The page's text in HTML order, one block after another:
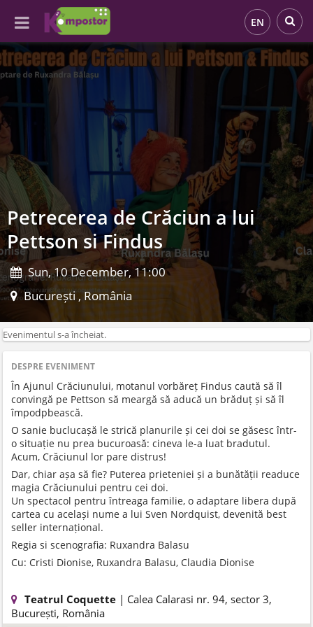
EN
Petrecerea de Crăciun a lui
Pettson si Findus
Sun, 10 December, 11:00
București , România
Evenimentul s-a încheiat.
DESPRE EVENIMENT
În Ajunul Crăciunului, motanul vorbăreț Findus caută să îl
convingă pe Pettson să meargă să aducă un brăduț și să îl
împodpbească.
O sanie buclucașă le strică planurile și cei doi se găsesc într-
o situație nu prea bucuroasă: cineva le-a luat bradutul.
Acum, Crăciunul lor pare distrus!
Dar, chiar așa să fie? Puterea prieteniei și a bunătății readuce
magia Crăciunului pentru cei doi.
Un spectacol pentru întreaga familie, o adaptare libera după
cartea cu același nume a lui Sven Nordquist, devenită best
seller internațional.
Regia si scenografia: Ruxandra Balasu
Cu: Cristi Dionise, Ruxandra Balasu, Claudia Dionise
Teatrul Coquette | Calea Calarasi nr. 94, sector 3,
București, România